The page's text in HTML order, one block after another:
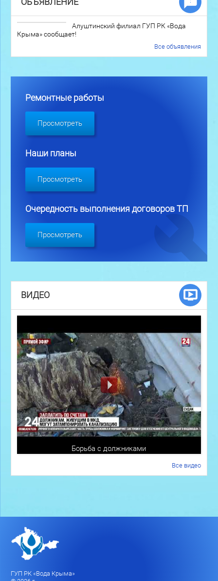
Алуштинский филиал ГУП РК «Вода
Крыма» сообщает!
Все объявления
Ремонтные работы
Просмотреть
Наши планы
Просмотреть
Очередность выполнения договоров ТП
Просмотреть
ВИДЕО
Борьба с должниками
Все видео
ГУП РК «Вода Крыма»